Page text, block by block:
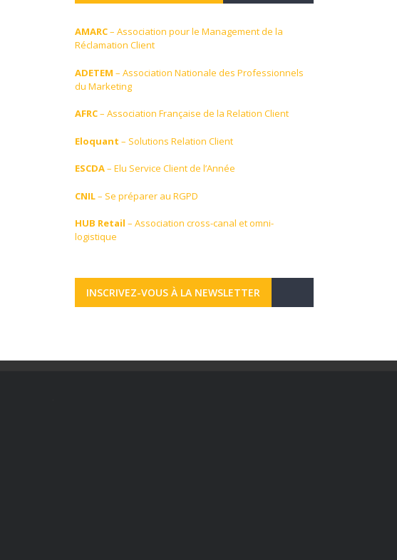
AMARC– Association pour le Management de la
Réclamation Client
ADETEM – Association Nationale des Professionnels
du Marketing
AFRC– Association Française de la Relation Client
Eloquant – Solutions Relation Client
ESCDA– Elu Service Client de l’Année
CNIL– Se préparer au RGPD
HUB Retail – Association cross-canal et omni-
logistique
INSCRIVEZ-VOUS À LA NEWSLETTER